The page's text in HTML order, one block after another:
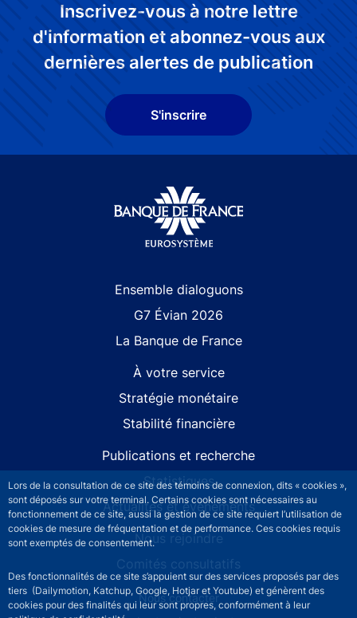
Lors de la consultation de ce site des témoins de connexion, dits « cookies »,
sont déposés sur votre terminal. Certains cookies sont nécessaires au
fonctionnement de ce site, aussi la gestion de ce site requiert l’utilisation de
cookies de mesure de fréquentation et de performance. Ces cookies requis
sont exemptés de consentement.
Des fonctionnalités de ce site s’appuient sur des services proposés par des
tiers (Dailymotion, Katchup, Google, Hotjar et Youtube) et génèrent des
cookies pour des finalités qui leur sont propres, conformément à leur
Inscrivez-vous à notre lettre
d'information et abonnez-vous aux
dernières alertes de publication
S'inscrire
Ensemble dialoguons
G7 Évian 2026
La Banque de France
À votre service
Stratégie monétaire
Stabilité financière
Publications et recherche
Statistiques
Actualités et événements
Nous rejoindre
Comités consultatifs
Footer secondary menuNous contacter